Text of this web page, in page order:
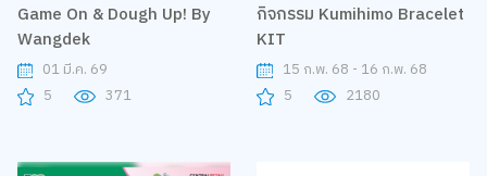
Game On & Dough Up! By
Wangdek
01 มี.ค. 69
5
371
กิจกรรม Kumihimo Bracelet
KIT
15 ก.พ. 68 - 16 ก.พ. 68
5
2180